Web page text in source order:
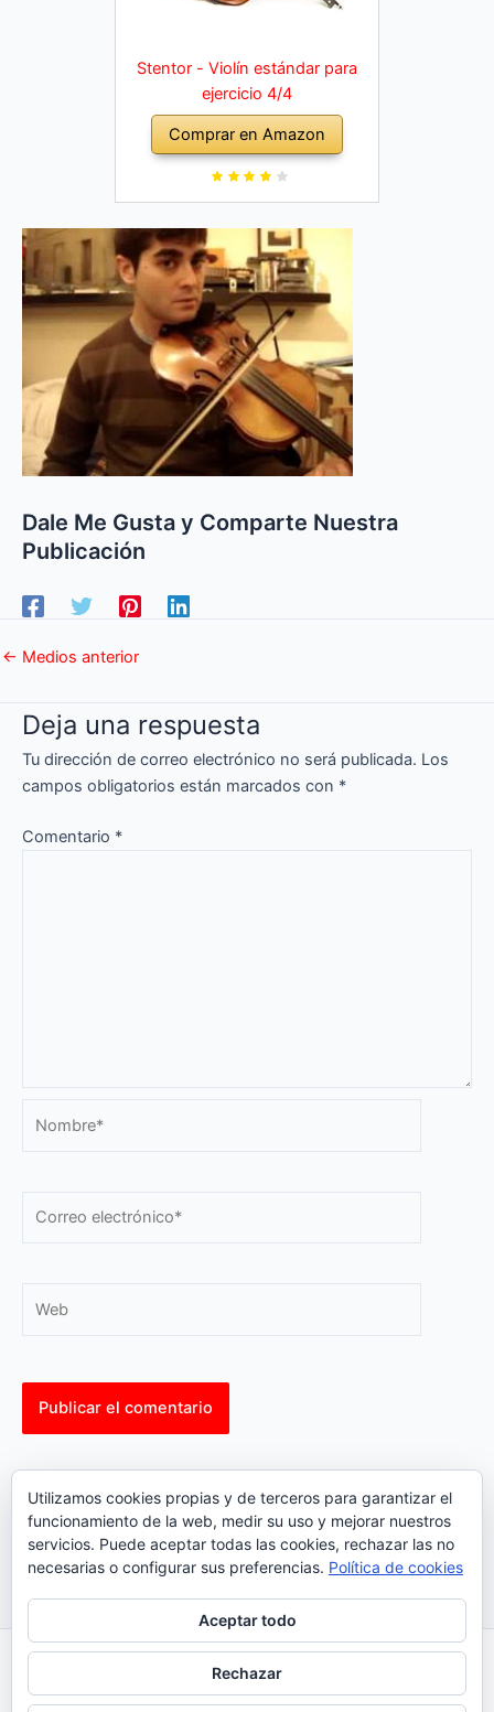
Stentor - Violín estándar para
ejercicio 4/4
Comprar en Amazon
Dale Me Gusta y Comparte Nuestra
Publicación
← Medios anterior
Deja una respuesta
Tu dirección de correo electrónico no será publicada. Los
campos obligatorios están marcados con *
Comentario *
comment data is processed.
Política Cookies| Política Privacidad
© 2023 |ComoTocarViolin.Com
Utilizamos cookies propias y de terceros para garantizar el
funcionamiento de la web, medir su uso y mejorar nuestros
servicios. Puede aceptar todas las cookies, rechazar las no
necesarias o configurar sus preferencias. Política de cookies
Aceptar todo
Rechazar